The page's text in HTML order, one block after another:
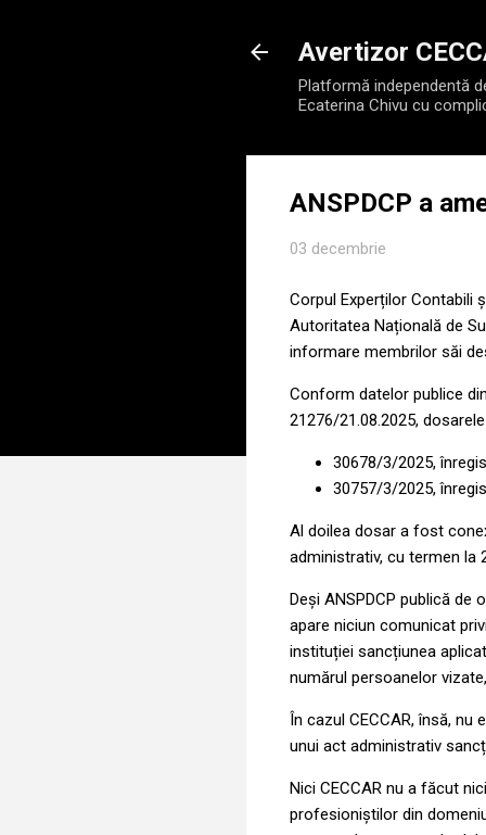
Avertizor
Platformă independentă
Ecaterina Chivu cu
ANSPDCP a
03 decembrie
Corpul Experților Contabili
Autoritatea Națională de
informare membrilor săi
Conform datelor publice
21276/21.08.2025,
30678/3/2025,
30757/3/2025,
Al doilea dosar a fost
administrativ, cu termen la
Deși ANSPDCP publică de
apare niciun comunicat
instituției sancțiunea
numărul persoanelor
În cazul CECCAR, însă,
unui act administrativ
Nici CECCAR nu a făcut
profesioniștilor din